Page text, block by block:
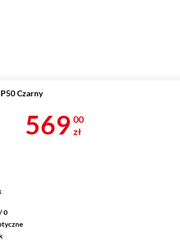
Czarny
0
Cena 569 zł
569 00
zł